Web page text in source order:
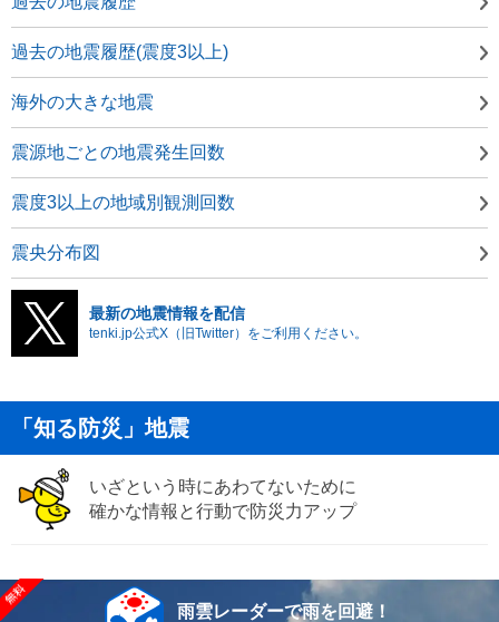
過去の地震履歴(震度3以上)
海外の大きな地震
震源地ごとの地震発生回数
震度3以上の地域別観測回数
震央分布図
最新の地震情報を配信
tenki.jp公式X（旧Twitter）をご利用ください。
「知る防災」地震
いざという時にあわてないために
確かな情報と行動で防災力アップ
雨雲レーダーで雨を回避！